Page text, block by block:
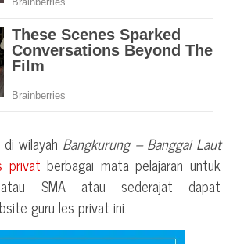
wilayah Bangkurung – Banggai Laut
privat berbagai mata pelajaran untuk
SMA atau sederajat dapat
guru les privat ini.